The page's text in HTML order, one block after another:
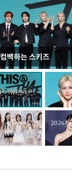
컴백하는 스키즈
지석천 뒤덮은 개구리